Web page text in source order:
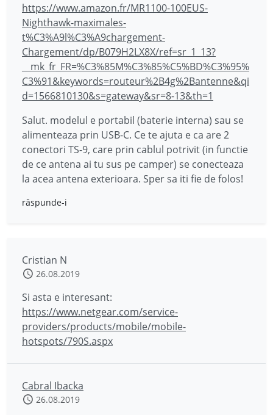
https://www.amazon.fr/MR1100-100EUS-
Nighthawk-maximales-
t%C3%A9l%C3%A9chargement-
Chargement/dp/B079H2LX8X/ref=sr_1_13?
__mk_fr_FR=%C3%85M%C3%85%C5%BD%C3%95%
C3%91&keywords=routeur%2B4g%2Bantenne&qi
d=1566810130&s=gateway&sr=8-13&th=1
Salut. modelul e portabil (baterie interna) sau se
alimenteaza prin USB-C. Ce te ajuta e ca are 2
conectori TS-9, care prin cablul potrivit (in functie
de ce antena ai tu sus pe camper) se conecteaza
la acea antena exterioara. Sper sa iti fie de folos!
răspunde-i
Cristian N
26.08.2019
Si asta e interesant:
https://www.netgear.com/service-
providers/products/mobile/mobile-
hotspots/790S.aspx
Cabral Ibacka
26.08.2019